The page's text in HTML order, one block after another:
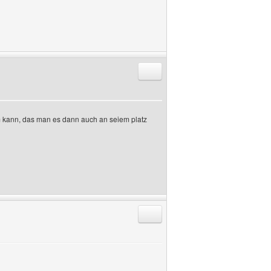
das man es dann auch an seiem platz